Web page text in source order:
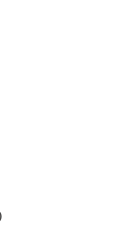
das Vertrauen
unbequeme
zu stellen
Corona-Politik.